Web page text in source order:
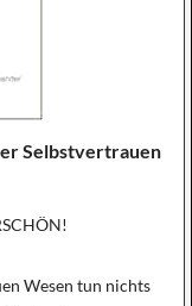
Selbstvertrauen
Wesen tun nichts